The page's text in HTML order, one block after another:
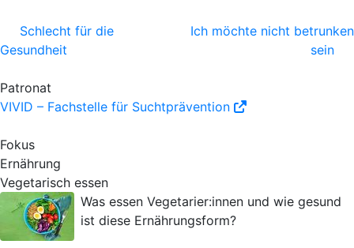
Schlecht für die
Gesundheit
Ich möchte nicht betrunken
sein
Patronat
VIVID – Fachstelle für Suchtprävention
Fokus
Ernährung
Vegetarisch essen
Was essen Vegetarier:innen und wie gesund
ist diese Ernährungsform?